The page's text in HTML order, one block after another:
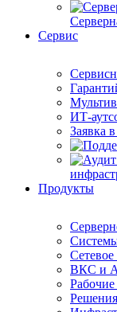
Сервис
ИТ-
Заявка
Продукты
ВКС и